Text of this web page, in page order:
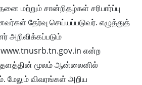
மற்றும் சான்றிதழ்கள் சரிபார்ப்பு
தேர்வு செய்யப்படுவர். எழுத்துத்
அறிவிக்கப்படும்
என்ற
மூலம் ஆன்லைனில்
விவரங்கள் அறிய